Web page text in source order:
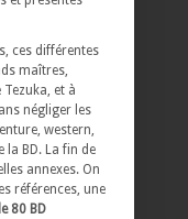
ces différentes
maîtres,
et à
négliger les
western,
BD. La fin de
annexes. On
références, une
80 BD